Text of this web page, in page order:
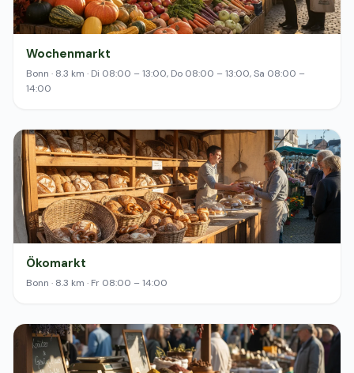
Wochenmarkt
Bonn · 8.3 km · Di 08:00 – 13:00, Do 08:00 – 13:00, Sa 08:00 –
14:00
Ökomarkt
Bonn · 8.3 km · Fr 08:00 – 14:00